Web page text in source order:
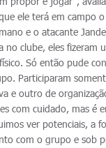
ele terá em campo
e o atacante
no clube, eles fizeram
Só então pude
Participaram
e outro de
com cuidado, mas é
ver potenciais, a
com o grupo e sob